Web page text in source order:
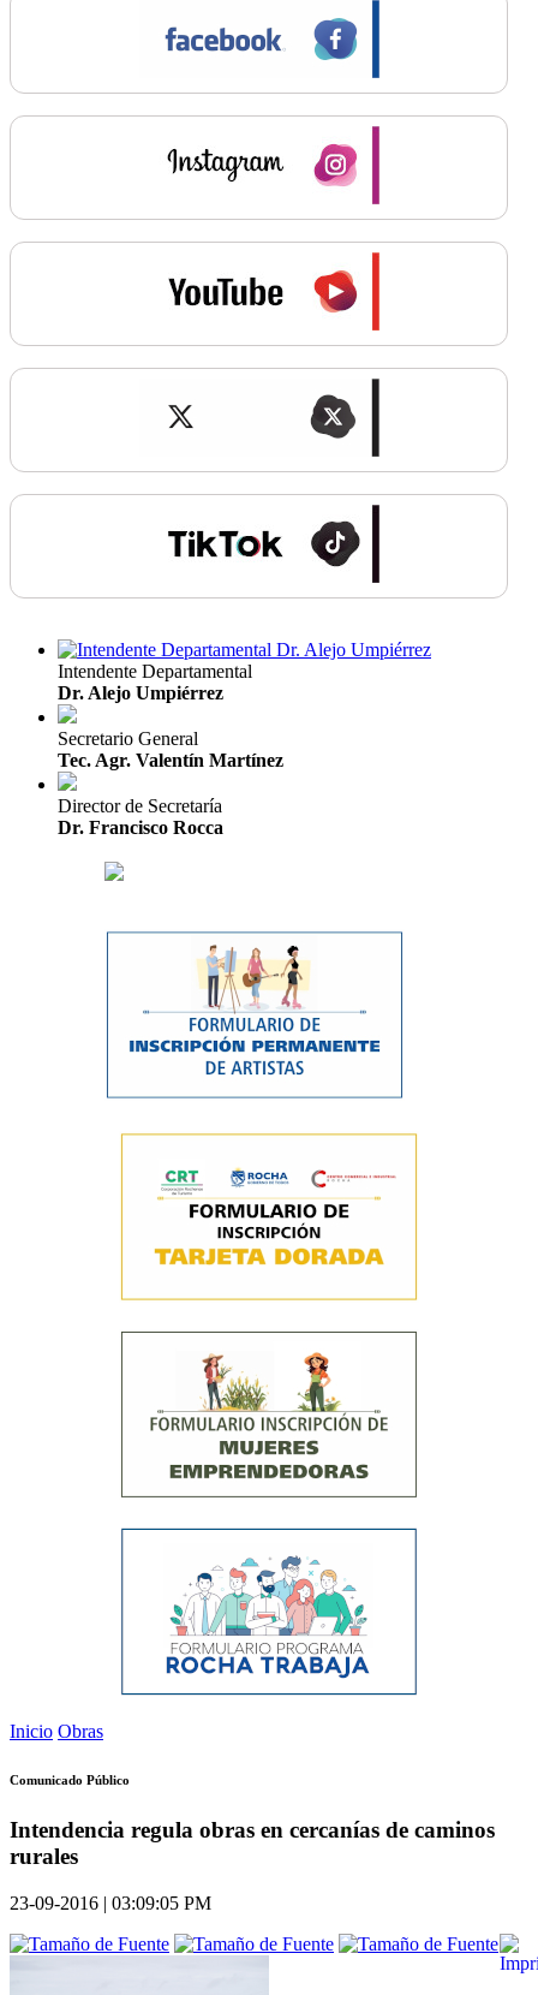
Intendente Departamental
Dr. Alejo Umpiérrez
Secretario General
Tec. Agr. Valentín Martínez
Director de Secretaría
Dr. Francisco Rocca
Inicio Obras
Comunicado Público
Intendencia regula obras en cercanías de caminos
rurales
23-09-2016 | 03:09:05 PM